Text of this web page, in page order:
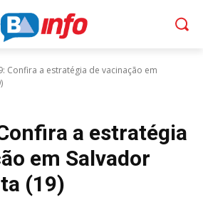
Confira a estratégia de vacinação em
a estratégia
em Salvador
(19)